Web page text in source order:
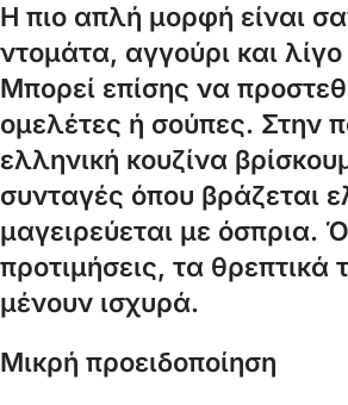
Η πιο απλή μορφή είναι
ντομάτα, αγγούρι και
Μπορεί επίσης να
ομελέτες ή σούπες. Στην
ελληνική κουζίνα
συνταγές όπου βράζεται
μαγειρεύεται με όσπρια.
προτιμήσεις, τα θρεπτικά
μένουν ισχυρά.
Μικρή προειδοποίηση